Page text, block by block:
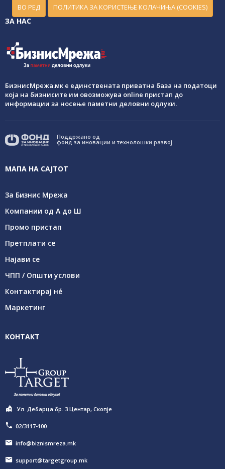
ВО РЕД ПОЛИТИКА ЗА КОРИСТЕЊЕ КОЛАЧИЊА (COOKIES)
ЗА НАС
БизнисМрежа.мк е единствената приватна база на податоци
која на бизнисите им овозможува online пристап до
информации за носење паметни деловни одлуки.
Поддржано од
фонд за иновации и технолошки развој
МАПА НА САЈТОТ
За Бизнис Мрежа
Компании од А до Ш
Промо пристап
Претплати се
Најави се
ЧПП / Општи услови
Контактирај нé
Маркетинг
КОНТАКТ
Ул. Дебарца бр. 3 Центар, Скопје
02/3117-100
info@biznismreza.mk
support@targetgroup.mk